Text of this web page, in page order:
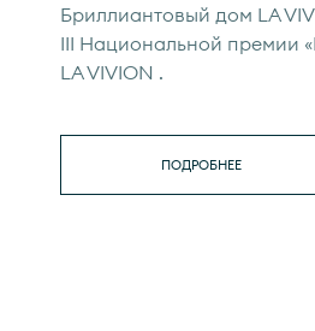
Бриллиантовый дом LA
III Национальной премии
LA VIVION .
ПОДРОБНЕЕ